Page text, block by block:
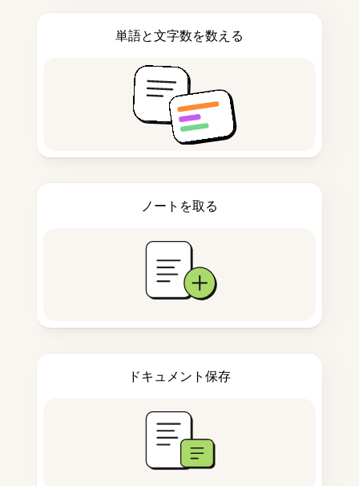
単語と文字数を数える
ノートを取る
ドキュメント保存